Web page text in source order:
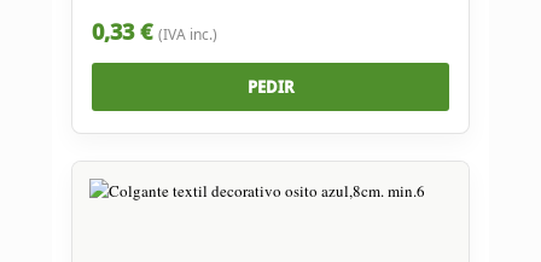
0,33 € (IVA inc.)
PEDIR